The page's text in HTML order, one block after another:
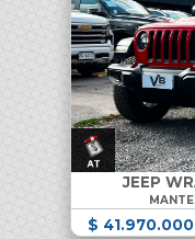
JEEP
$ 41.970.000